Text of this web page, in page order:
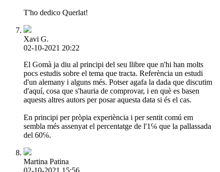
T'ho dedico Querlat!
Xavi G.
02-10-2021 20:22
El Gomà ja diu al principi del seu llibre que n'hi han molts
pocs estudis sobre el tema que tracta. Referència un estudi
d'un alemany i alguns més. Potser agafa la dada que discutim
d'aquí, cosa que s'hauria de comprovar, i en què es basen
aquests altres autors per posar aquesta data si és el cas.
En principi per pròpia experiència i per sentit comú em
sembla més assenyat el percentatge de l'1℅ que la pallassada
del 60℅.
Martina Patina